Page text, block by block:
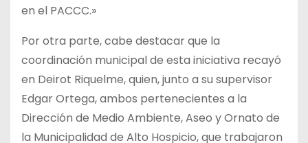
en el PACCC.»
Por otra parte, cabe destacar que la
coordinación municipal de esta iniciativa recayó
en Deirot Riquelme, quien, junto a su supervisor
Edgar Ortega, ambos pertenecientes a la
Dirección de Medio Ambiente, Aseo y Ornato de
la Municipalidad de Alto Hospicio, que trabajaron